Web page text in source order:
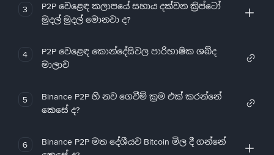
3
P2P වෙළෙඳ කලාපයේ සහාය දක්වන ක්‍රිප්ටෝ
මුදල් මුදල් මොනවා ද?
4
P2P වෙළෙඳ කොන්දේසිවල පාරිභාෂික ශබ්ද
මාලාව
5
Binance P2P හි නව ගෙවීම් ක්‍රම එක් කරන්නේ
කෙසේ ද?
6
Binance P2P මත දේශීයව Bitcoin මිල දී ගන්නේ